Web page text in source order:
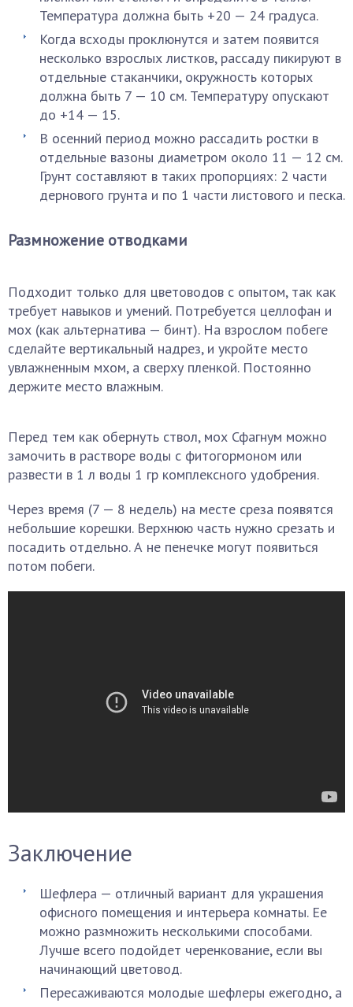
Температура должна быть +20 — 24 градуса.
Когда всходы проклюнутся и затем появится
несколько взрослых листков, рассаду пикируют в
отдельные стаканчики, окружность которых
должна быть 7 — 10 см. Температуру опускают
до +14 — 15.
В осенний период можно рассадить ростки в
отдельные вазоны диаметром около 11 — 12 см.
Грунт составляют в таких пропорциях: 2 части
дернового грунта и по 1 части листового и песка.
Размножение отводками
Подходит только для цветоводов с опытом, так как
требует навыков и умений. Потребуется целлофан и
мох (как альтернатива — бинт). На взрослом побеге
сделайте вертикальный надрез, и укройте место
увлажненным мхом, а сверху пленкой. Постоянно
держите место влажным.
Перед тем как обернуть ствол, мох Сфагнум можно
замочить в растворе воды с фитогормоном или
развести в 1 л воды 1 гр комплексного удобрения.
Через время (7 — 8 недель) на месте среза появятся
небольшие корешки. Верхнюю часть нужно срезать и
посадить отдельно. А не пенечке могут появиться
потом побеги.
Заключение
Шефлера — отличный вариант для украшения
офисного помещения и интерьера комнаты. Ее
можно размножить несколькими способами.
Лучше всего подойдет черенкование, если вы
начинающий цветовод.
Пересаживаются молодые шефлеры ежегодно, а